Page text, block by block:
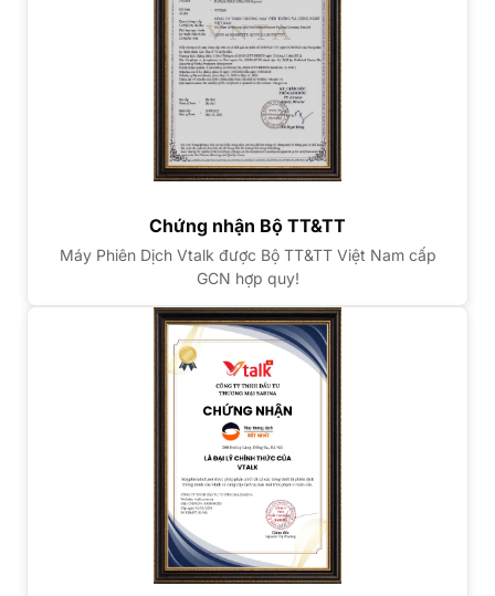
Chứng nhận Bộ TT&TT
Máy Phiên Dịch Vtalk được Bộ TT&TT Việt Nam cấp
GCN hợp quy!